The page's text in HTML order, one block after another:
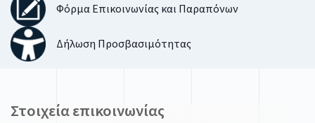
Φόρμα Επικοινωνίας και Παραπόνων
Δήλωση Προσβασιμότητας
Στοιχεία επικοινωνίας